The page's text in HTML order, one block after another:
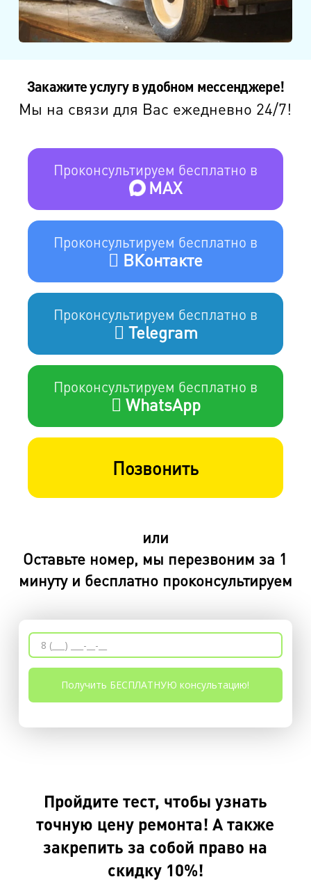
Закажите услугу в удобном мессенджере!
Мы на связи для Вас ежедневно 24/7!
Проконсультируем бесплатно в
MAX
Проконсультируем бесплатно в
ВКонтакте
Проконсультируем бесплатно в
Telegram
Проконсультируем бесплатно в
WhatsApp
Позвонить
или
Оставьте номер, мы перезвоним за 1
минуту и бесплатно проконсультируем
Пройдите тест, чтобы узнать
точную цену ремонта! А также
закрепить за собой право на
скидку 10%!